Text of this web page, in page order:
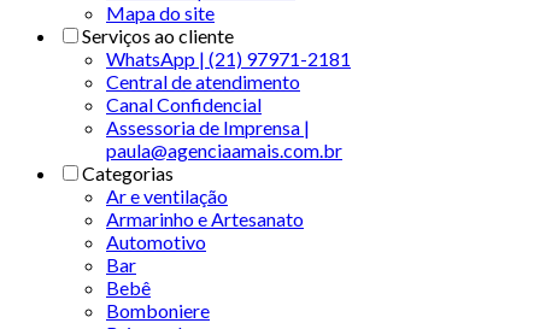
Mapa do site
Serviços ao cliente
WhatsApp | (21) 97971-2181
Central de atendimento
Canal Confidencial
Assessoria de Imprensa |
paula@agenciaamais.com.br
Categorias
Ar e ventilação
Armarinho e Artesanato
Automotivo
Bar
Bebê
Bomboniere